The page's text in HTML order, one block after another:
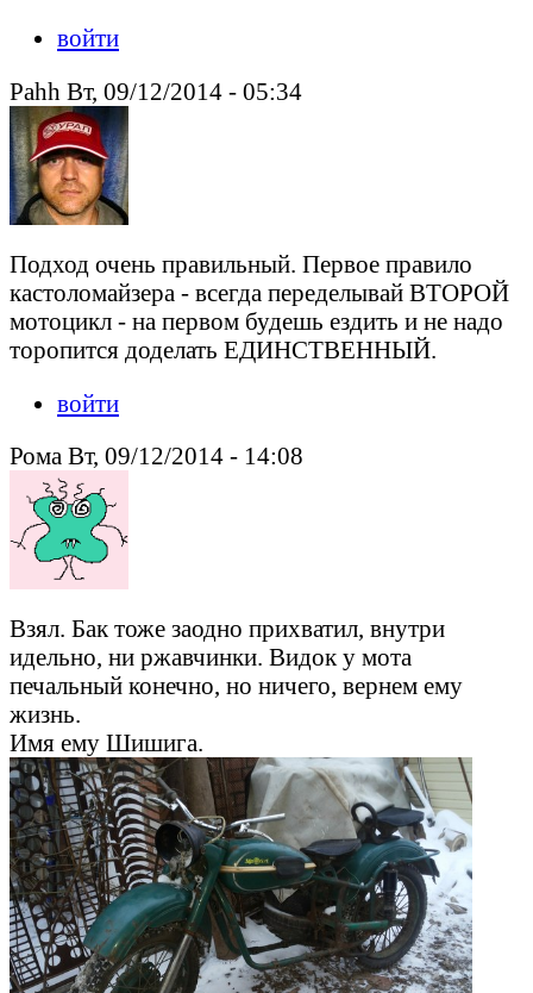
войти
Pahh Вт, 09/12/2014 - 05:34
Подход очень правильный. Первое правило
кастоломайзера - всегда переделывай ВТОРОЙ
мотоцикл - на первом будешь ездить и не надо
торопится доделать ЕДИНСТВЕННЫЙ.
войти
Рома Вт, 09/12/2014 - 14:08
Взял. Бак тоже заодно прихватил, внутри
идельно, ни ржавчинки. Видок у мота
печальный конечно, но ничего, вернем ему
жизнь.
Имя ему Шишига.